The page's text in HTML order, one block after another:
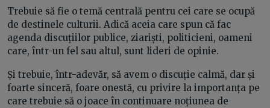
Trebuie să fie o temă centrală pentru cei care se ocupă
de destinele culturii. Adică aceia care spun că fac
agenda discuțiilor publice, ziariști, politicieni, oameni
care, într-un fel sau altul, sunt lideri de opinie.
Și trebuie, într-adevăr, să avem o discuție calmă, dar și
foarte sinceră, foare onestă, cu privire la importanța pe
care trebuie să o joace în continuare noțiunea de